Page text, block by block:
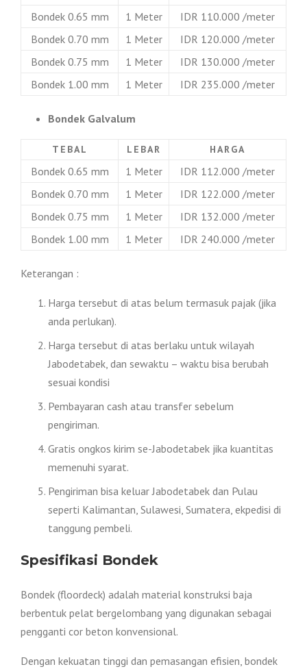
Bondek 0.65 mm 1 Meter
IDR 110.000 /meter
Bondek 0.70 mm
1 Meter
IDR 120.000 /meter
Bondek 0.75 mm
1 Meter
IDR 130.000 /meter
Bondek 1.00 mm
1 Meter IDR 235.000 /meter
Bondek Galvalum
TEBAL LEBAR HARGA
Bondek 0.65 mm 1 Meter
IDR 112.000 /meter
Bondek 0.70 mm
1 Meter
IDR 122.000 /meter
Bondek 0.75 mm
1 Meter
IDR 132.000 /meter
Bondek 1.00 mm
1 Meter IDR 240.000 /meter
Keterangan :
Harga tersebut di atas belum termasuk pajak (jika
anda perlukan).
Harga tersebut di atas berlaku untuk wilayah
Jabodetabek, dan sewaktu – waktu bisa berubah
sesuai kondisi
Pembayaran cash atau transfer sebelum
pengiriman.
Gratis ongkos kirim se-Jabodetabek jika kuantitas
memenuhi syarat.
Pengiriman bisa keluar Jabodetabek dan Pulau
seperti Kalimantan, Sulawesi, Sumatera, ekpedisi di
tanggung pembeli.
Spesifikasi Bondek
Bondek (floordeck) adalah material konstruksi baja
berbentuk pelat bergelombang yang digunakan sebagai
pengganti cor beton konvensional.
Dengan kekuatan tinggi dan pemasangan efisien, bondek